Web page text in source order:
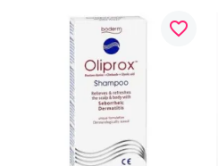
favorite_border